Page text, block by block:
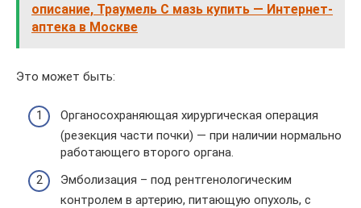
описание, Траумель С мазь купить — Интернет-
аптека в Москве
Это может быть:
Органосохраняющая хирургическая операция
(резекция части почки) — при наличии нормально
работающего второго органа.
Эмболизация – под рентгенологическим
контролем в артерию, питающую опухоль, с